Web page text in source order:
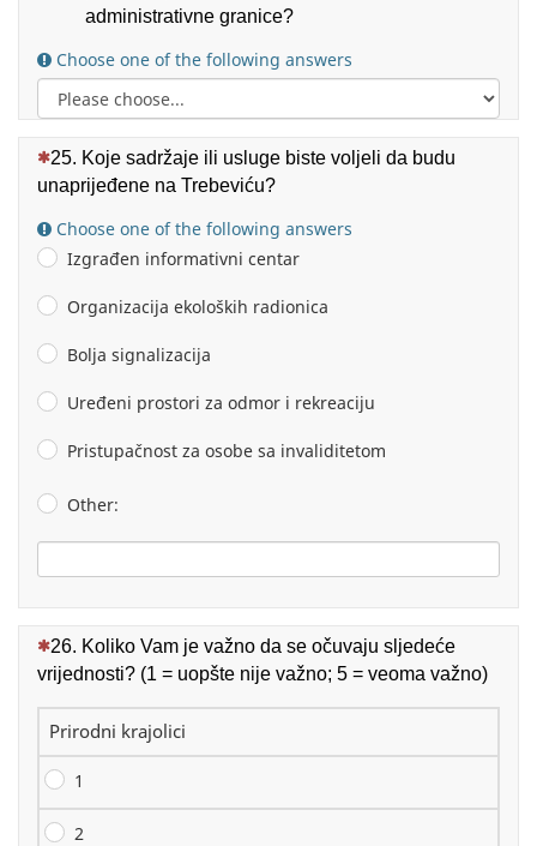
administrativne granice?
Choose one of the following answers
(This question is mandatory)
25. Koje sadržaje ili usluge biste voljeli da budu
unaprijeđene na Trebeviću?
Choose one of the following answers
Izgrađen informativni centar
Organizacija ekoloških radionica
Bolja signalizacija
Uređeni prostori za odmor i rekreaciju
Pristupačnost za osobe sa invaliditetom
Other:
(This question is mandatory)
26. Koliko Vam je važno da se očuvaju sljedeće
vrijednosti? (1 = uopšte nije važno; 5 = veoma važno)
Prirodni krajolici
1
2